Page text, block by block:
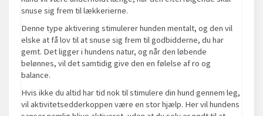
snuse sig frem til lækkerierne.
Denne type aktivering stimulerer hunden mentalt, og den vil
elske at få lov til at snuse sig frem til godbidderne, du har
gemt. Det ligger i hundens natur, og når den løbende
belønnes, vil det samtidig give den en følelse af ro og
balance.
Hvis ikke du altid har tid nok til stimulere din hund gennem leg,
vil aktivitetsedderkoppen være en stor hjælp. Her vil hundens